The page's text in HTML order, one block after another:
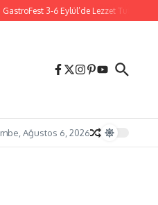
3-6 Eylül’de Lezzet Tutkunlarını
Ağustos 6, 2026